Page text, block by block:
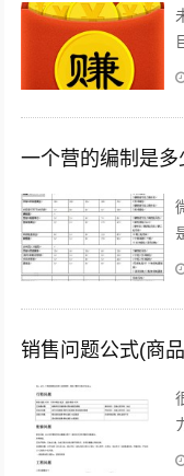
销售问题公式(商